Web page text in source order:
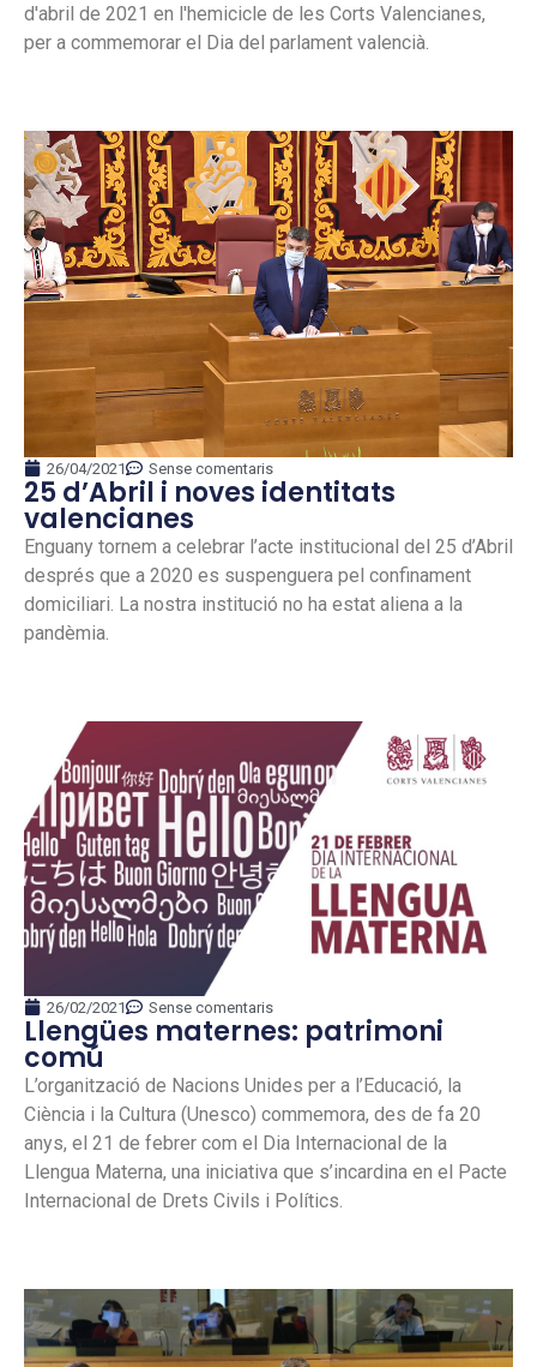
d'abril de 2021 en l'hemicicle de les Corts Valencianes,
per a commemorar el Dia del parlament valencià.
26/04/2021 Sense comentaris
25 d’Abril i noves identitats
valencianes
Enguany tornem a celebrar l’acte institucional del 25 d’Abril
després que a 2020 es suspenguera pel confinament
domiciliari. La nostra institució no ha estat aliena a la
pandèmia.
26/02/2021 Sense comentaris
Llengües maternes: patrimoni
comú
L’organització de Nacions Unides per a l’Educació, la
Ciència i la Cultura (Unesco) commemora, des de fa 20
anys, el 21 de febrer com el Dia Internacional de la
Llengua Materna, una iniciativa que s’incardina en el Pacte
Internacional de Drets Civils i Polítics.